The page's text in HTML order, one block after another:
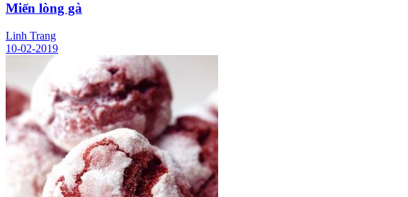
Miến lòng gà
Linh Trang
10-02-2019